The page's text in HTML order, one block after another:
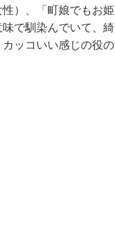
）、「町娘でもお姫
で馴染んでいて、綺
ッコいい感じの役の